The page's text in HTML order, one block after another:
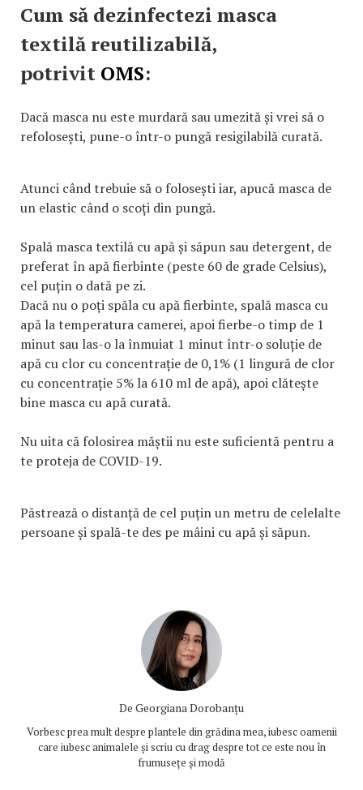
Cum să dezinfectezi masca
textilă reutilizabilă,
potrivit OMS:
Dacă masca nu este murdară sau umezită și vrei să o
refolosești, pune-o într-o pungă resigilabilă curată.
Atunci când trebuie să o folosești iar, apucă masca de
un elastic când o scoți din pungă.
Spală masca textilă cu apă și săpun sau detergent, de
preferat în apă fierbinte (peste 60 de grade Celsius),
cel puțin o dată pe zi.
Dacă nu o poți spăla cu apă fierbinte, spală masca cu
apă la temperatura camerei, apoi fierbe-o timp de 1
minut sau las-o la înmuiat 1 minut într-o soluție de
apă cu clor cu concentrație de 0,1% (1 lingură de clor
cu concentrație 5% la 610 ml de apă), apoi clătește
bine masca cu apă curată.
Nu uita că folosirea măștii nu este suficientă pentru a
te proteja de COVID-19.
Păstrează o distanță de cel puțin un metru de celelalte
persoane și spală-te des pe mâini cu apă și săpun.
De Georgiana Dorobanțu
Vorbesc prea mult despre plantele din grădina mea, iubesc oamenii
care iubesc animalele și scriu cu drag despre tot ce este nou în
frumusețe și modă